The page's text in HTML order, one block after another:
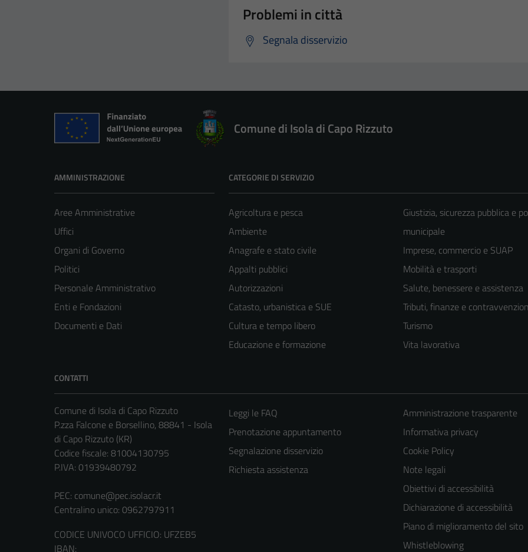
Problemi in città
Segnala disservizio
Comune di Isola di Capo Rizzuto
AMMINISTRAZIONE
Aree Amministrative
Uffici
Organi di Governo
Politici
Personale Amministrativo
Enti e Fondazioni
Documenti e Dati
CATEGORIE DI SERVIZIO
Agricoltura e pesca
Ambiente
Anagrafe e stato civile
Appalti pubblici
Autorizzazioni
Catasto, urbanistica e SUE
Cultura e tempo libero
Educazione e formazione
Giustizia, sicurezza pubblica e
municipale
Imprese, commercio e SUAP
Mobilità e trasporti
Salute, benessere e assistenza
Tributi, finanze e
Turismo
Vita lavorativa
CONTATTI
Comune di Isola di Capo Rizzuto
P.zza Falcone e Borsellino, 88841 - Isola
di Capo Rizzuto (KR)
Codice fiscale: 81004130795
P.IVA: 01939480792
PEC: comune@pec.isolacr.it
Centralino unico: 0962797911
CODICE UNIVOCO UFFICIO: UFZEB5
IBAN:
Leggi le FAQ
Prenotazione appuntamento
Segnalazione disservizio
Richiesta assistenza
Amministrazione trasparente
Informativa privacy
Cookie Policy
Note legali
Obiettivi di accessibilità
Dichiarazione di accessibilità
Piano di miglioramento del sito
Whistleblowing
Tecnici
Questi cookie
sono necessari
per il
funzionamento